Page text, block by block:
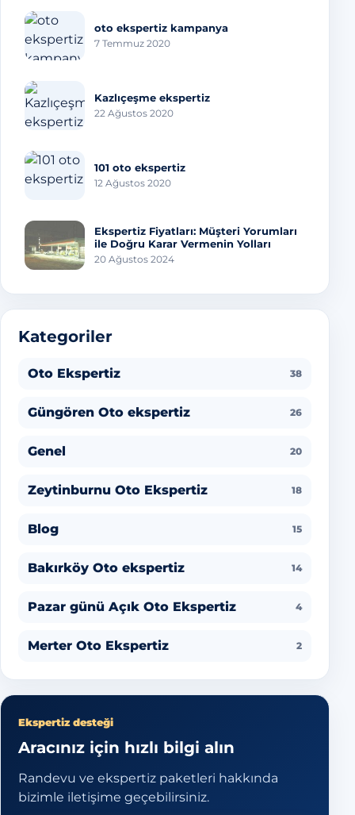
oto ekspertiz kampanya
7 Temmuz 2020
Kazlıçeşme ekspertiz
22 Ağustos 2020
101 oto ekspertiz
12 Ağustos 2020
Ekspertiz Fiyatları: Müşteri Yorumları
ile Doğru Karar Vermenin Yolları
20 Ağustos 2024
Kategoriler
Oto Ekspertiz 38
Güngören Oto ekspertiz 26
Genel 20
Zeytinburnu Oto Ekspertiz 18
Blog 15
Bakırköy Oto ekspertiz 14
Pazar günü Açık Oto Ekspertiz 4
Merter Oto Ekspertiz 2
Ekspertiz desteği
Aracınız için hızlı bilgi alın
Randevu ve ekspertiz paketleri hakkında
bizimle iletişime geçebilirsiniz.